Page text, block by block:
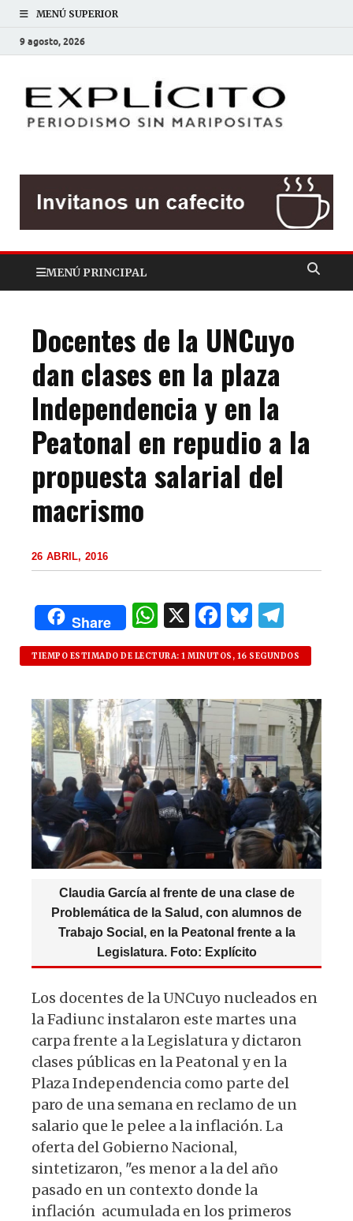
MENÚ SUPERIOR
9 agosto, 2026
MENÚ PRINCIPAL
Docentes de la UNCuyo
dan clases en la plaza
Independencia y en la
Peatonal en repudio a la
propuesta salarial del
macrismo
26 ABRIL, 2016
Share
W
h
at
s
A
p
p
X F
a
c
e
b
o
o
k
B
lu
es
k
y
el
e
g
ra
m
TIEMPO ESTIMADO DE LECTURA: 1 MINUTOS, 16 SEGUNDOS
Claudia García al frente de una clase de
Problemática de la Salud, con alumnos de
Trabajo Social, en la Peatonal frente a la
Legislatura. Foto: Explícito
Los docentes de la UNCuyo nucleados en
la Fadiunc instalaron este martes una
carpa frente a la Legislatura y dictaron
clases públicas en la Peatonal y en la
Plaza Independencia como parte del
paro de una semana en reclamo de un
salario que le pelee a la inflación. La
oferta del Gobierno Nacional,
sintetizaron, "es menor a la del año
pasado en un contexto donde la
inflación acumulada en los primeros